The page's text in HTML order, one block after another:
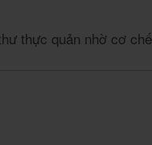
thực quản nhờ cơ